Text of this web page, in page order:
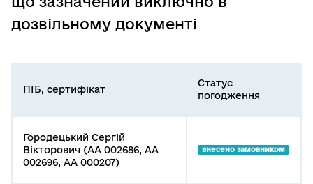
дозвільному документі
ПІБ, сертифікат
Статус
погодження
Городецький Сергій
Вікторович (АА 002686, АА
002696, АА 000207)
внесено замовником